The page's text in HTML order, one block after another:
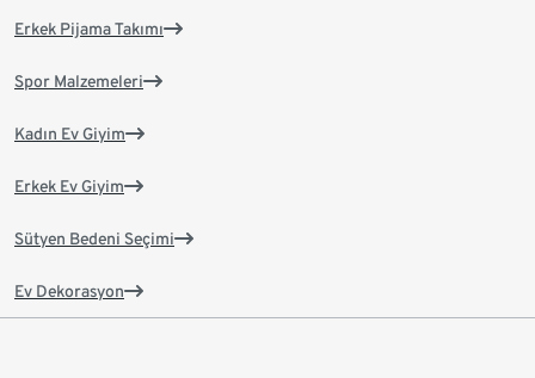
Erkek Pijama Takımı
Spor Malzemeleri
Kadın Ev Giyim
Erkek Ev Giyim
Sütyen Bedeni Seçimi
Ev Dekorasyon